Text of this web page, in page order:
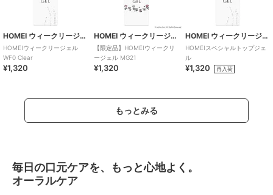
HOMEI ウィークリージェル
HOMEIウィークリージェル
WF0 Clear
¥1,320
HOMEI ウィークリージェル
【限定品】HOMEIウィークリ
ージェル MG21
¥1,320
HOMEI ウィークリージェル
HOMEIスペシャルトップジェ
ル
¥1,320 再入荷
もっとみる
毎日の口元ケアを、もっと心地よく。
オーラルケア